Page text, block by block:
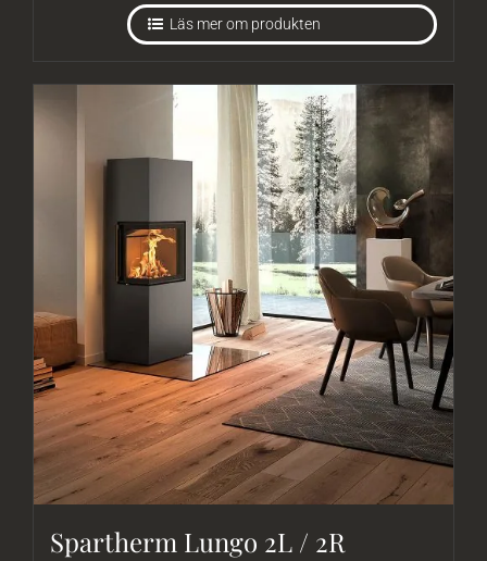
Läs mer om produkten
Spartherm Lungo 2L / 2R